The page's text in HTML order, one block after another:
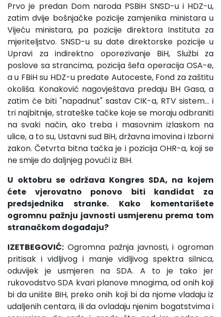
Prvo je predan Dom naroda PSBiH SNSD-u i HDZ-u,
zatim dvije bošnjačke pozicije zamjenika ministara u
Vijeću ministara, pa pozicije direktora Instituta za
mjeriteljstvo. SNSD-u su date direktorske pozicije u
Upravi za indirektno oporezivanje BiH, Službi za
poslove sa strancima, pozicija šefa operacija OSA-e,
a u FBiH su HDZ-u predate Autoceste, Fond za zaštitu
okoliša. Konaković nagovještava predaju BH Gasa, a
zatim će biti "napadnut" sastav CIK-a, RTV sistem... i
tri najbitnije, strateške tačke koje se moraju odbraniti
na svaki način, ako treba i masovnim izlaskom na
ulice, a to su, Ustavni sud BiH, državna imovina i Izborni
zakon. Četvrta bitna tačka je i pozicija OHR-a, koji se
ne smije do daljnjeg povući iz BiH.
U oktobru se održava Kongres SDA, na kojem
ćete vjerovatno ponovo biti kandidat za
predsjednika stranke. Kako komentarišete
ogromnu pažnju javnosti usmjerenu prema tom
stranačkom događaju?
IZETBEGOVIĆ: Ogromna pažnja javnosti, i ogroman
pritisak i vidljivog i manje vidljivog spektra silnica,
oduvijek je usmjeren na SDA. A to je tako jer
rukovodstvo SDA kvari planove mnogima, od onih koji
bi da unište BiH, preko onih koji bi da njome vladaju iz
udaljenih centara, ili da ovladaju njenim bogatstvima i